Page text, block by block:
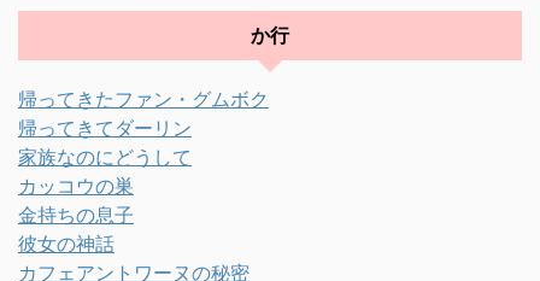
か行
帰ってきたファン・グムボク
帰ってきてダーリン
家族なのにどうして
カッコウの巣
金持ちの息子
彼女の神話
カフェアントワーヌの秘密